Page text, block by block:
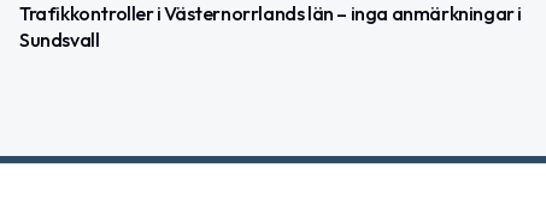
Trafikkontroller i Västernorrlands län – inga anmärkningar i
Sundsvall